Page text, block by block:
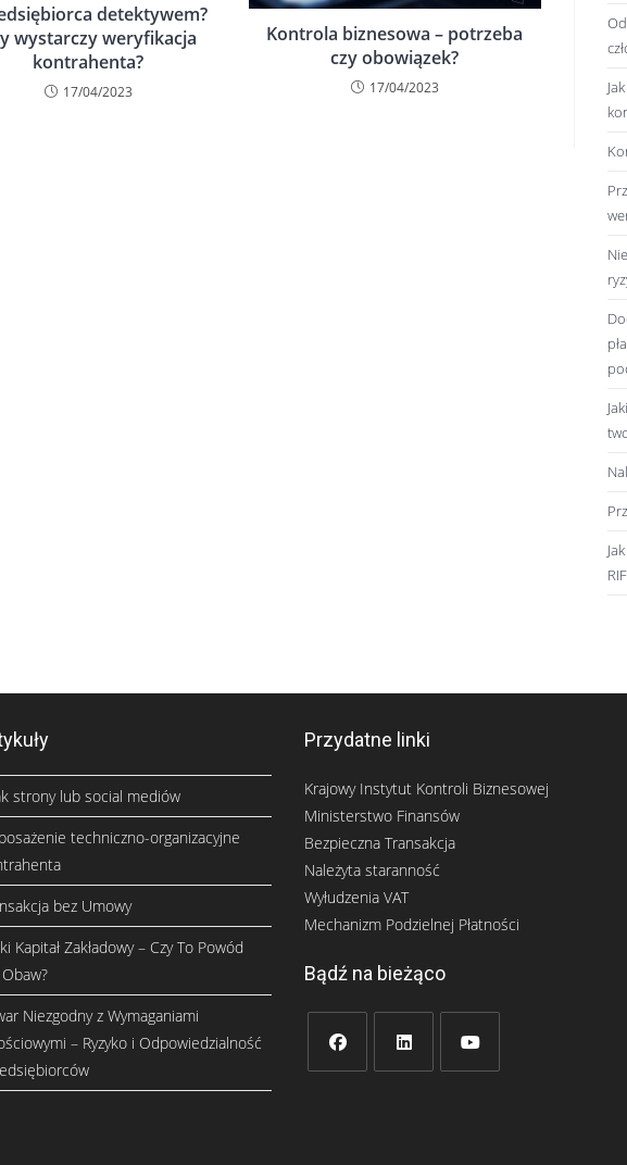
detektywem?
wystarczy weryfikacja
kontrahenta?
17/04/2023
Kontrola biznesowa – potrzeba
czy obowiązek?
17/04/2023
strony lub social mediów
techniczno-organizacyjne
bez Umowy
Kapitał Zakładowy – Czy To Powód
Niezgodny z Wymaganiami
– Ryzyko i Odpowiedzialność
Przydatne linki
Krajowy Instytut Kontroli Biznesowej
Ministerstwo Finansów
Bezpieczna Transakcja
Należyta staranność
Wyłudzenia VAT
Mechanizm Podzielnej Płatności
Bądź na bieżąco